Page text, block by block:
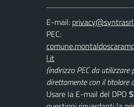
E-mail:
PEC:
(indirizzo PEC da utilizzare
direttamente con il titolare
Usare la E-mail del DPO